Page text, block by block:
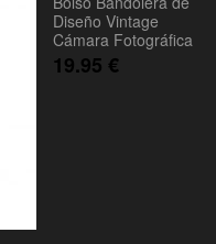
Diseño Vintage
Cámara Fotográfica
19.95 €